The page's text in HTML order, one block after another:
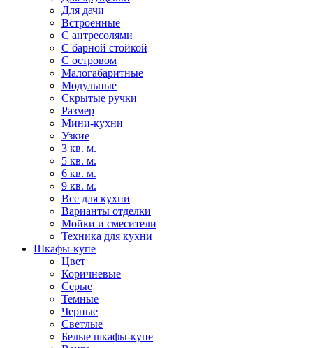
Для дачи
Встроенные
С антресолями
С барной стойкой
С островом
Малогабаритные
Модульные
Скрытые ручки
Размер
Мини-кухни
Узкие
3 кв. м.
5 кв. м.
6 кв. м.
9 кв. м.
Все для кухни
Варианты отделки
Мойки и смесители
Техника для кухни
Шкафы-купе
Цвет
Коричневые
Серые
Темные
Черные
Светлые
Белые шкафы-купе